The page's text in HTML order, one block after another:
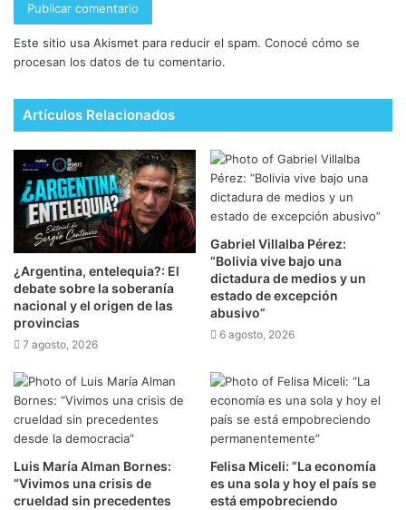
Este sitio usa Akismet para reducir el spam. Conocé cómo se
procesan los datos de tu comentario.
Artículos Relacionados
¿Argentina, entelequia?: El
debate sobre la soberanía
nacional y el origen de las
provincias
7 agosto, 2026
Gabriel Villalba Pérez:
“Bolivia vive bajo una
dictadura de medios y un
estado de excepción
abusivo”
6 agosto, 2026
Luis María Alman Bornes:
“Vivimos una crisis de
crueldad sin precedentes
Felisa Miceli: “La economía
es una sola y hoy el país se
está empobreciendo